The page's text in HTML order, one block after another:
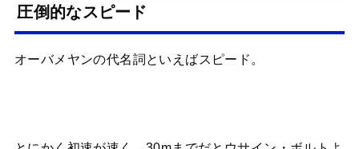
圧倒的なスピード
オーバメヤンの代名詞といえばスピード。